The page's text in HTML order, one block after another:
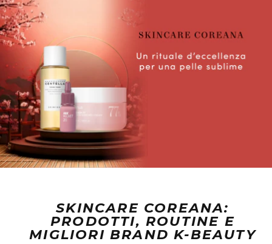
SKINCARE COREANA:
PRODOTTI, ROUTINE E
MIGLIORI BRAND K-BEAUTY